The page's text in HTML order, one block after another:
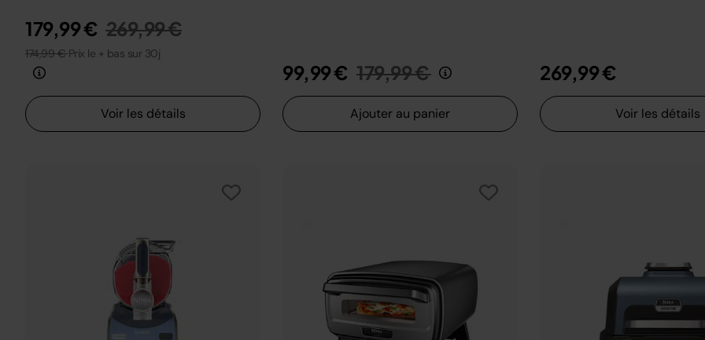
179,99 € Prix réduit de
269,99 €au
174,99 €Prix le + bas sur 30j
Voir les détails
99,99 € Prix réduit de
179,99 €au
Ajouter au panier
269,99 €
Voir les détails